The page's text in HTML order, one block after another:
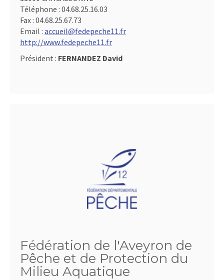
Téléphone : 04.68.25.16.03
Fax : 04.68.25.67.73
Email : accueil@fedepeche11.fr
http://www.fedepeche11.fr
Président : FERNANDEZ David
Fédération de l'Aveyron de
Pêche et de Protection du
Milieu Aquatique